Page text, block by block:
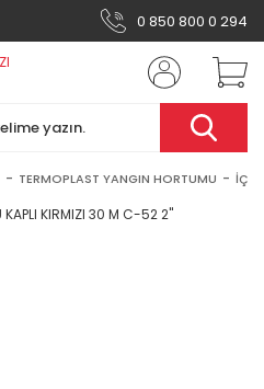
0 850 800 0 294
TERMOPLAST YANGIN HORTUMU İÇİ